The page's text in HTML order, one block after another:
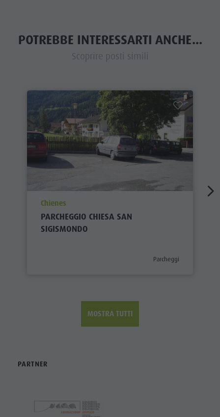
POTREBBE INTERESSARTI ANCHE...
Scoprire posti simili
aria.poi_location_prefix
Chienes
PARCHEGGIO CHIESA SAN
SIGISMONDO
aria.poi_category_prefix
Parcheggi
MOSTRA TUTTI
PARTNER